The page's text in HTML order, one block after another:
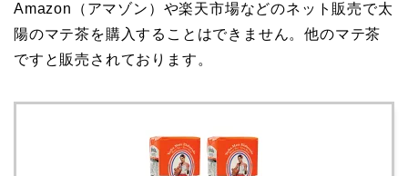
Amazon（アマゾン）や楽天市場などのネット販売で太
陽のマテ茶を購入することはできません。他のマテ茶
ですと販売されております。